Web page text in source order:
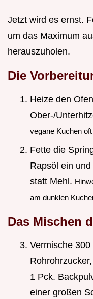
Jetzt wird es ernst.
um das Maximum
herauszuholen.
Die
Heize den
Ober-/
vegane Kuchen
Fette die
Rapsöl ein
statt Mehl.
am dunklen
Das Mischen
Vermische
1 Pck.
einer großen